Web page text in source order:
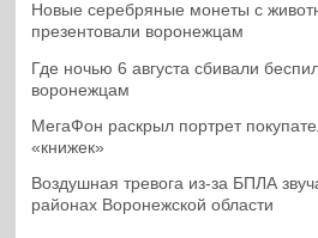
Новые серебряные монеты с
презентовали воронежцам
Где ночью 6 августа сбивали
воронежцам
МегаФон раскрыл портрет
«книжек»
Воздушная тревога из-за БПЛА
районах Воронежской области